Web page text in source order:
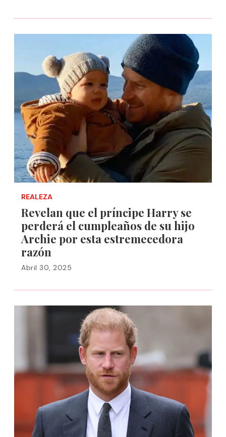
REALEZA
Revelan que el príncipe Harry se
perderá el cumpleaños de su hijo
Archie por esta estremecedora
razón
Abril 30, 2025